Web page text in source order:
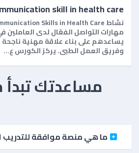
skill in health care
مهارات التواصل الفعّال لدى العاملين
يساعدهم على بناء علاقة مهنية
وفريق العمل الطبي. يركز الكورس ع…
مساعدتك
ما هي منصة موافقة